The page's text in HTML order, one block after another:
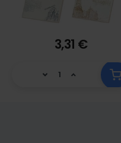
3,31 €